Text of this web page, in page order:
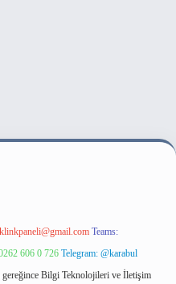
Teams:
606 0 726 Telegram: @karabul
gereğince Bilgi Teknolojileri ve İletişim